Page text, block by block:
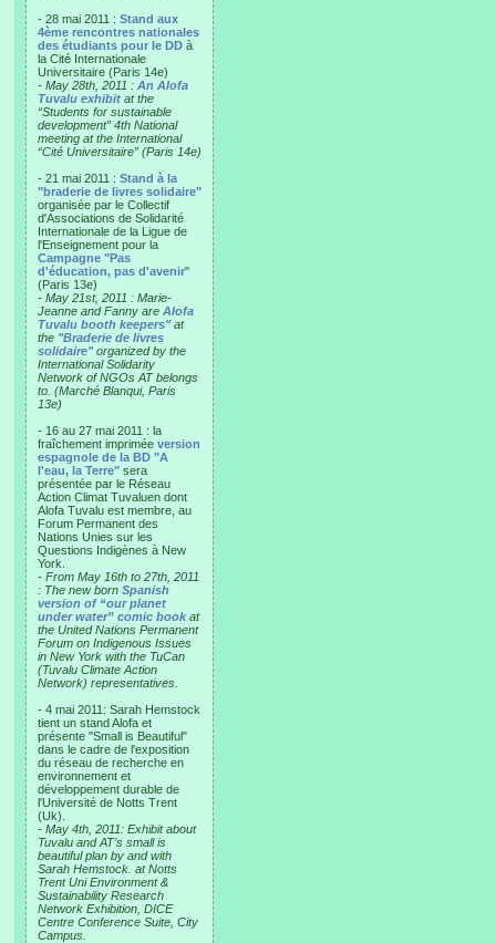
- 28 mai 2011 : Stand aux
4ème rencontres nationales
des étudiants pour le DD à
la Cité Internationale
Universitaire (Paris 14e)
- May 28th, 2011 : An Alofa
Tuvalu exhibit at the
“Students for sustainable
development” 4th National
meeting at the International
“Cité Universitaire” (Paris 14e)
- 21 mai 2011 : Stand à la
"braderie de livres solidaire"
organisée par le Collectif
d'Associations de Solidarité
Internationale de la Ligue de
l'Enseignement pour la
Campagne "Pas
d'éducation, pas d'avenir"
(Paris 13e)
- May 21st, 2011 : Marie-
Jeanne and Fanny are Alofa
Tuvalu booth keepers"at
the "Braderie de livres
solidaire"organized by the
International Solidarity
Network of NGOs AT belongs
to. (Marché Blanqui, Paris
13e)
- 16 au 27 mai 2011 : la
fraîchement imprimée version
espagnole de la BD "A
l'eau, la Terre" sera
présentée par le Réseau
Action Climat Tuvaluen dont
Alofa Tuvalu est membre, au
Forum Permanent des
Nations Unies sur les
Questions Indigènes à New
York.
- From May 16th to 27th, 2011
: The new born Spanish
version of “our planet
under water” comic book at
the United Nations Permanent
Forum on Indigenous Issues
in New York with the TuCan
(Tuvalu Climate Action
Network) representatives.
- 4 mai 2011: Sarah Hemstock
tient un stand Alofa et
présente "Small is Beautiful"
dans le cadre de l'exposition
du réseau de recherche en
environnement et
développement durable de
l'Université de Notts Trent
(Uk).
- May 4th, 2011: Exhibit about
Tuvalu and AT’s small is
beautiful plan by and with
Sarah Hemstock. at Notts
Trent Uni Environment &
Sustainability Research
Network Exhibition, DICE
Centre Conference Suite, City
Campus.